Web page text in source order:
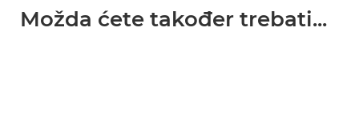
Možda ćete također trebati...